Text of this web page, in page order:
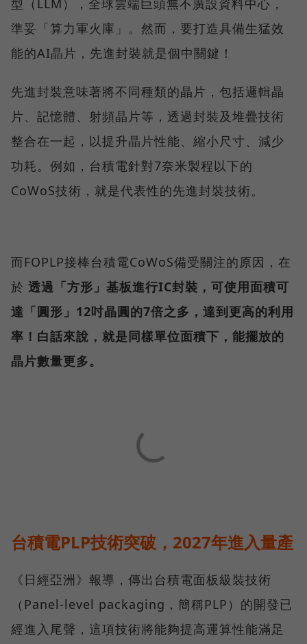
準妥「算力軍火庫」。然而，要打造具備生猛效
能的AI晶片，先進封裝就是個中關鍵！
先進封裝意味著將不同種類的晶片，包括邏輯晶
片、記憶體、射頻晶片等，透過封裝及堆疊技術
整合在一起，以提升晶片性能、縮小尺寸、減少
功耗。例如，台積電針對7奈米製程以下的
CoWoS技術，就是代表性的先進封裝技術。
而FOPLP接棒台積電CoWoS備受關注的原因，在
於 透過「方形」基板進行IC封裝，可使用面積可
達「圓形」12吋晶圓的7倍之多，達到更高的利用
率！白話來說，就是同樣單位面積下，能擺放的
晶片數量更多。
台積電PLP技術突破，2027年進入量產
《日經亞洲》報導，傳出台積電面板級裝技術
（Panel-level packaging，簡稱PLP）的開發已
經進入尾聲，這項技術將能夠提高運算性能滿足